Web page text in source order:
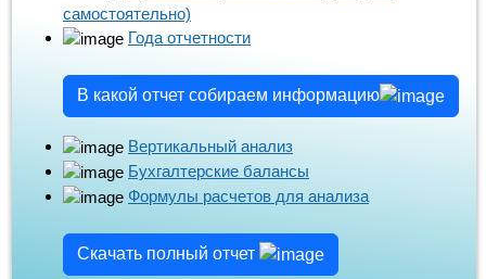
самостоятельно)
Года отчетности
В какой отчет собираем информацию
Вертикальный анализ
Бухгалтерские балансы
Формулы расчетов для анализа
Скачать полный отчет